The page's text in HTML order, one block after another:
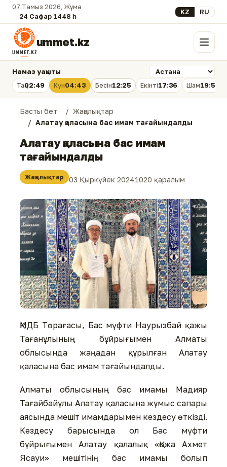
07 Тамыз 2026, Жұма
24 Сафар 1448 һ.
Select your
KZ RU
ummet.kz Мәзір
Намаз уақыты
Таң02:49 Күн04:43 Бесін12:25 Екінті17:36 Шам19:56
Басты бет
Жаңалықтар
Алатау қаласына бас имам тағайындалды
Алатау қаласына бас имам
тағайындалды
Жаңалықтар 03 Қыркүйек 20241020 қаралым
ҚМДБ Төрағасы, Бас мүфти Наурызбай қажы
Тағанұлының бұйрығымен Алматы
облысында жаңадан құрылған Алатау
қаласына бас имам тағайындалды.
Алматы облысының бас имамы Мадияр
Тағайбайұлы Алатау қаласына жұмыс сапары
аясында мешіт имамдарымен кездесу өткізді.
Кездесу барысында ол Бас мүфти
бұйрығымен Алатау қалалық «Қожа Ахмет
Ясауи» мешітінің бас имамы болып